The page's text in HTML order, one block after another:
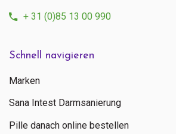
Schnell navigieren
Marken
Sana Intest Darmsanierung
Pille danach online bestellen
+ 31 (0)85 13 00 990